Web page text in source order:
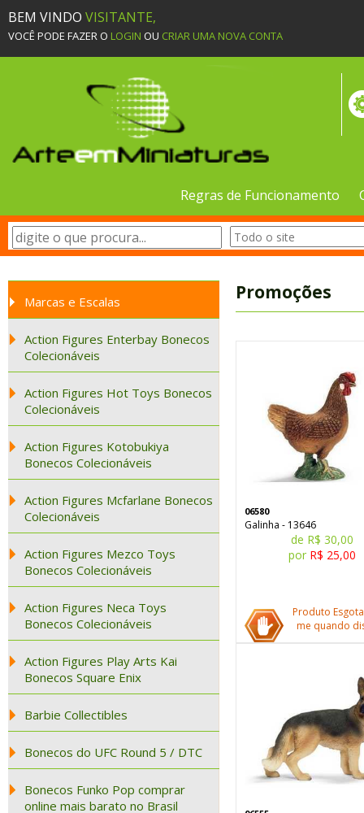
BEM VINDO VISITANTE,
VOCÊ PODE FAZER O LOGIN OU CRIAR UMA NOVA CONTA
Regras de Funcionamento
Marcas e Escalas
Action Figures Enterbay Bonecos
Colecionáveis
Action Figures Hot Toys Bonecos
Colecionáveis
Action Figures Kotobukiya
Bonecos Colecionáveis
Action Figures Mcfarlane Bonecos
Colecionáveis
Action Figures Mezco Toys
Bonecos Colecionáveis
Action Figures Neca Toys
Bonecos Colecionáveis
Action Figures Play Arts Kai
Bonecos Square Enix
Barbie Collectibles
Bonecos do UFC Round 5 / DTC
Bonecos Funko Pop comprar
online mais barato no Brasil
Promoções
06580
Galinha - 13646
de R$ 30,00
por R$ 25,00
Produto
me quando